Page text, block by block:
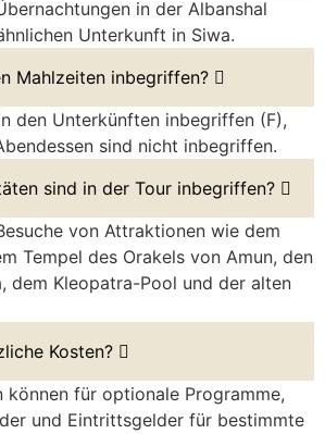
in der Albanshal
Unterkunft in Siwa.
Mahlzeiten inbegriffen?
den Unterkünften inbegriffen (F),
sind nicht inbegriffen.
sind in der Tour inbegriffen?
von Attraktionen wie dem
Tempel des Orakels von Amun, den
dem Kleopatra-Pool und der alten
Kosten?
können für optionale Programme,
und Eintrittsgelder für bestimmte